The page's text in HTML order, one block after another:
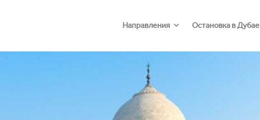
Направления Остановка в Дубае